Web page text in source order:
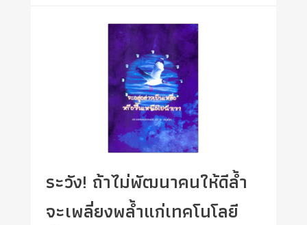
ระวัง! ถ้าไม่พัฒนาคนให้ดีล้ำ
จะเพลี่ยงพล้ำแก่เทคโนโลยี